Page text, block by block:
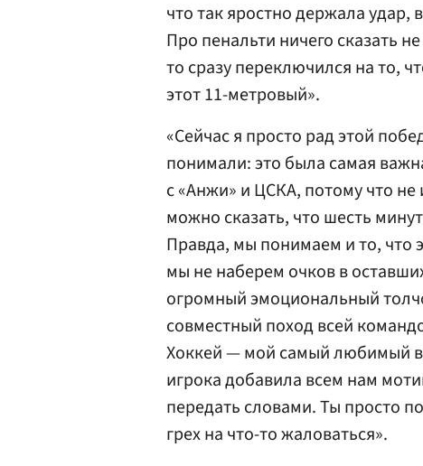
что так яростно держала удар,
Про пенальти ничего сказать
то сразу переключился на то,
этот 11-метровый».
«Сейчас я просто рад этой
понимали: это была самая
с «Анжи» и ЦСКА, потому что
можно сказать, что шесть
Правда, мы понимаем и то, что
мы не наберем очков в
огромный эмоциональный
совместный поход всей
Хоккей — мой самый любимый
игрока добавила всем нам
передать словами. Ты просто
грех на что-то жаловаться».